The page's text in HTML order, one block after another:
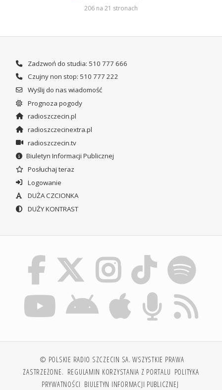
206 na 21 stronach
Zadzwoń do studia: 510 777 666
Czujny non stop: 510 777 222
Wyślij do nas wiadomość
Prognoza pogody
radioszczecin.pl
radioszczecinextra.pl
radioszczecin.tv
Biuletyn Informacji Publicznej
Posłuchaj teraz
Logowanie
DUŻA CZCIONKA
DUŻY KONTRAST
© POLSKIE RADIO SZCZECIN SA. WSZYSTKIE PRAWA
ZASTRZEŻONE. REGULAMIN KORZYSTANIA Z PORTALU POLITYKA
PRYWATNOŚCI BIULETYN INFORMACJI PUBLICZNEJ